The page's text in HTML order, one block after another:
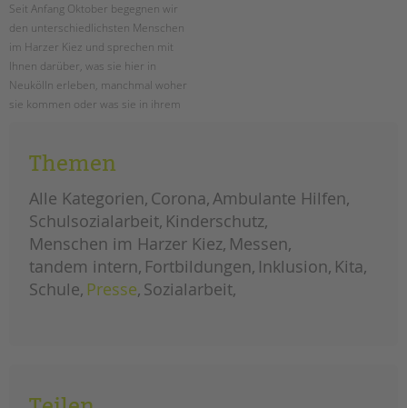
Seit Anfang Oktober begegnen wir
den unterschiedlichsten Menschen
im Harzer Kiez und sprechen mit
Ihnen darüber, was sie hier in
Neukölln erleben, manchmal woher
sie kommen oder was sie in ihrem
Straße und das Präventionszentrum
weiterlesen menschen
im
harzer
kiez:
oktober
Themen
Alle Kategorien Corona Ambulante Hilfen
Schulsozialarbeit Kinderschutz
Menschen im Harzer Kiez Messen
tandem intern Fortbildungen Inklusion Kita
Schule Presse Sozialarbeit